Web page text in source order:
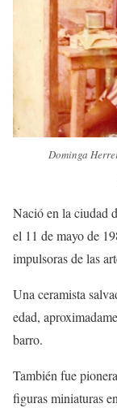
Dominga
Nació en la ciudad
el 11 de mayo de
impulsoras de las
Una ceramista
edad,
barro.
También fue
figuras miniaturas